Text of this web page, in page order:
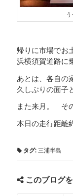
う
帰りに市場でお
浜横須賀道路に
あとは、各自の
久しぶりの面子
また来月。 そ
本日の走行距離
タグ: 三浦半島
このブログ